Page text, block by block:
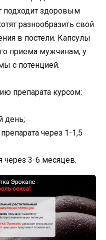
подходит здоровым
разнообразить свой
в постели. Капсулы
приема мужчинам, у
с потенцией.
препарата курсом:
день;
через 1-1,5
через 3-6 месяцев.